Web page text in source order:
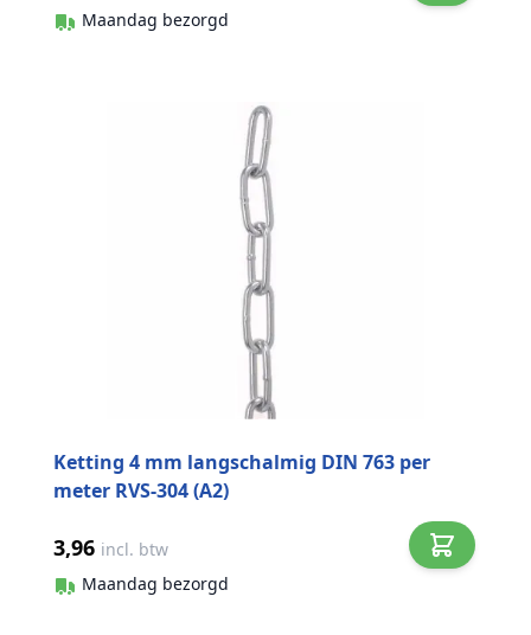
Maandag bezorgd
Ketting 4 mm langschalmig DIN 763 per
meter RVS-304 (A2)
3,96 incl. btw
Maandag bezorgd